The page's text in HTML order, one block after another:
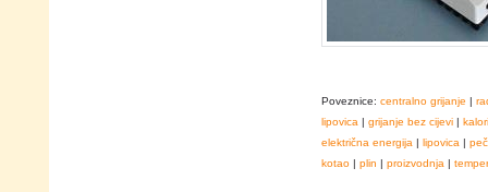
Poveznice: centralno grijanje |
lipovica | grijanje bez cijevi |
električna energija | lipovica |
kotao | plin | proizvodnja |